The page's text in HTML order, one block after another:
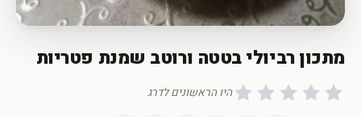
מתכון רביולי בטטה ורוטב שמנת פטריות
היו הראשונים לדרג